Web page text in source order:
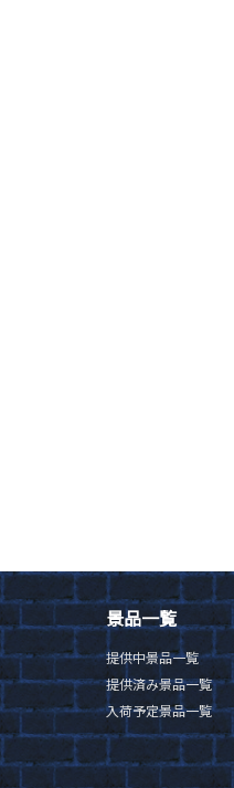
景品一覧
提供中景品一覧
提供済み景品一覧
入荷予定景品一覧